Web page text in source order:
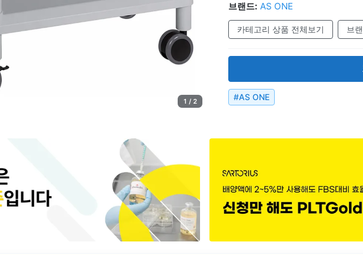
1 / 2
브랜드: AS ONE
카테고리 상품 전체보기 브
#AS ONE